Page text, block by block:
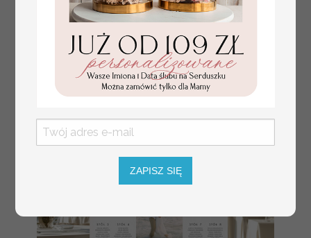
numerki na stół weselny
z tłoczonymi kwiatami,
eleganckie numerki na
stoły weselne, tłoczone
numerki na stół weselny,
dekoracja stołów
weselnych tłoczone
Promocja:
ZAPISZ SIĘ